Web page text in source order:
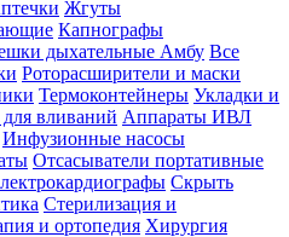
Жгуты
Капнографы
дыхательные Амбу Все
Роторасширители и маски
Термоконтейнеры Укладки и
вливаний Аппараты ИВЛ
Инфузионные насосы
Отсасыватели портативные
Скрыть
Стерилизация и
и ортопедия Хирургия